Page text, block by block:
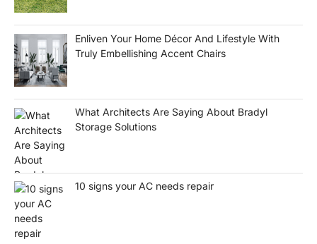
Enliven Your Home Décor And Lifestyle With
Truly Embellishing Accent Chairs
What Architects Are Saying About Bradyl
Storage Solutions
10 signs your AC needs repair